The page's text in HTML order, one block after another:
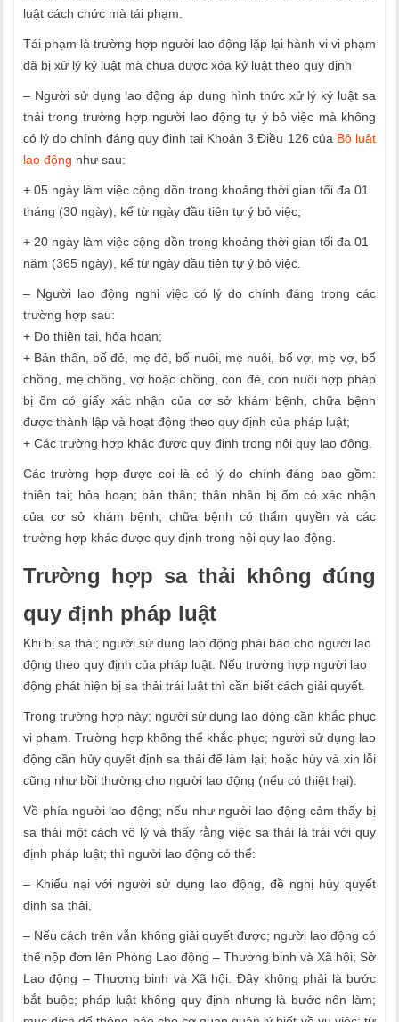
luật cách chức mà tái phạm.
Tái phạm là trường hợp người lao động lặp lại hành vi vi phạm
đã bị xử lý kỷ luật mà chưa được xóa kỷ luật theo quy định
– Người sử dụng lao động áp dụng hình thức xử lý kỷ luật sa
thải trong trường hợp người lao động tự ý bỏ việc mà không
có lý do chính đáng quy định tại Khoản 3 Điều 126 của Bộ luật
lao động như sau:
+ 05 ngày làm việc cộng dồn trong khoảng thời gian tối đa 01
tháng (30 ngày), kể từ ngày đầu tiên tự ý bỏ việc;
+ 20 ngày làm việc cộng dồn trong khoảng thời gian tối đa 01
năm (365 ngày), kể từ ngày đầu tiên tự ý bỏ việc.
– Người lao động nghỉ việc có lý do chính đáng trong các
trường hợp sau:
+ Do thiên tai, hỏa hoạn;
+ Bản thân, bố đẻ, mẹ đẻ, bố nuôi, mẹ nuôi, bố vợ, mẹ vợ, bố
chồng, mẹ chồng, vợ hoặc chồng, con đẻ, con nuôi hợp pháp
bị ốm có giấy xác nhận của cơ sở khám bệnh, chữa bệnh
được thành lập và hoạt động theo quy định của pháp luật;
+ Các trường hợp khác được quy định trong nội quy lao động.
Các trường hợp được coi là có lý do chính đáng bao gồm:
thiên tai; hỏa hoạn; bản thân; thân nhân bị ốm có xác nhận
của cơ sở khám bệnh; chữa bệnh có thẩm quyền và các
trường hợp khác được quy định trong nội quy lao động.
Trường hợp sa thải không đúng
quy định pháp luật
Khi bị sa thải; người sử dụng lao động phải báo cho người lao
động theo quy định của pháp luật. Nếu trường hợp người lao
động phát hiện bị sa thải trái luật thì cần biết cách giải quyết.
Trong trường hợp này; người sử dụng lao động cần khắc phục
vi phạm. Trường hợp không thể khắc phục; người sử dụng lao
động cần hủy quyết định sa thải để làm lại; hoặc hủy và xin lỗi
cũng như bồi thường cho người lao động (nếu có thiệt hại).
Về phía người lao động; nếu như người lao động cảm thấy bị
sa thải một cách vô lý và thấy rằng việc sa thải là trái với quy
định pháp luật; thì người lao động có thể:
– Khiếu nại với người sử dụng lao động, đề nghị hủy quyết
định sa thải.
– Nếu cách trên vẫn không giải quyết được; người lao động có
thể nộp đơn lên Phòng Lao động – Thương binh và Xã hội; Sở
Lao động – Thương binh và Xã hội. Đây không phải là bước
bắt buộc; pháp luật không quy định nhưng là bước nên làm;